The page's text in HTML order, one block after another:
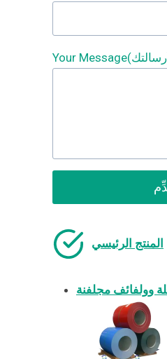
المنتج الرئيسي
وولفائف مجلفنة